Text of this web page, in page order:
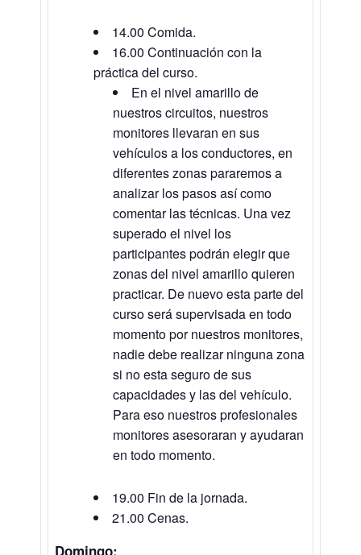
14.00 Comida.
16.00 Continuación con la
práctica del curso.
En el nivel amarillo de
nuestros circuitos, nuestros
monitores llevaran en sus
vehículos a los conductores, en
diferentes zonas pararemos a
analizar los pasos así como
comentar las técnicas. Una vez
superado el nivel los
participantes podrán elegir que
zonas del nivel amarillo quieren
practicar. De nuevo esta parte del
curso será supervisada en todo
momento por nuestros monitores,
nadie debe realizar ninguna zona
si no esta seguro de sus
capacidades y las del vehículo.
Para eso nuestros profesionales
monitores asesoraran y ayudaran
en todo momento.
19.00 Fin de la jornada.
21.00 Cenas.